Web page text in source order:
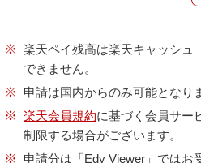
※ 楽天ペイ残高は楽天キャッシュ
できません。
※
申請は国内からのみ可能となり
※ 楽天会員規約に基づく会員サー
制限する場合がございます。
※
申請分は「Edy Viewer」ではお